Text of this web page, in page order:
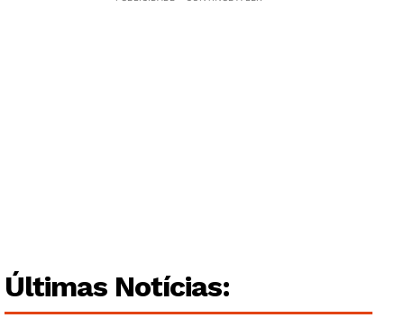
Guimarães, agora!
Últimas Notícias: